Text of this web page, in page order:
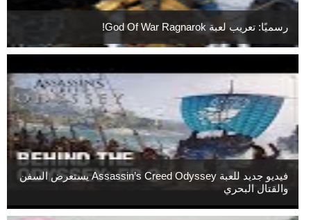
رسميًا: تعريب لعبة God Of War Ragnarok!
فيديو جديد للعبة Assassin’s Creed Odyssey يستعرض السفن
والقتال البحري